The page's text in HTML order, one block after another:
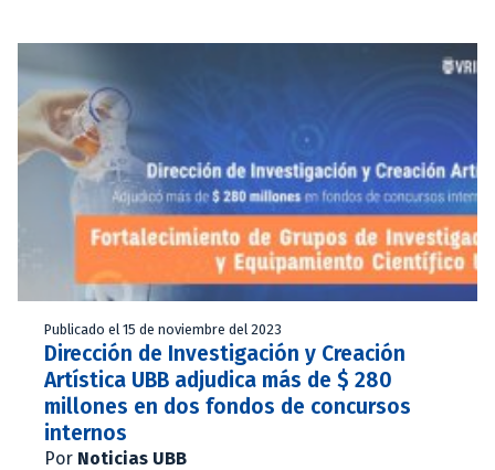
Publicado el 15 de noviembre del 2023
Dirección de Investigación y Creación
Artística UBB adjudica más de $ 280
millones en dos fondos de concursos
internos
Por Noticias UBB